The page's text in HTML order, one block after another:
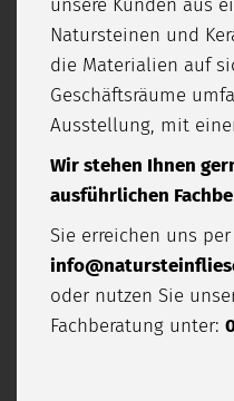
Natursteinen und
die Materialien auf
Geschäftsräume
Ausstellung, mit
Wir stehen Ihnen
ausführlichen
Sie erreichen uns
oder nutzen Sie
Fachberatung unter: